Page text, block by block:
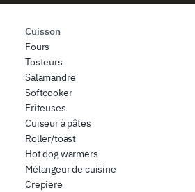
combinarle con altre informazioni
che hanno raccolto dal suo utilizzo
Cuisson
Fours
Tosteurs
Salamandre
Softcooker
Friteuses
Cuiseur à pâtes
Roller/toast
Hot dog warmers
Mélangeur de cuisine
Crepiere